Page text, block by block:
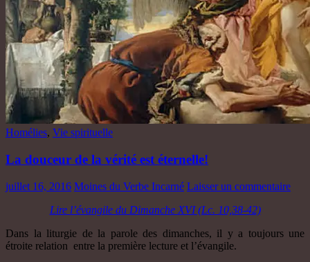
Homélies, Vie spirituelle
La douceur de la vérité est éternelle!
juillet 16, 2016 Moines du Verbe Incarné Laisser un commentaire
Lire l’évangile du Dimanche XVI (Lc. 10,38-42)
Dans la liturgie de la parole des dimanches, il y a toujours une
étroite relation entre la première lecture et l’évangile.